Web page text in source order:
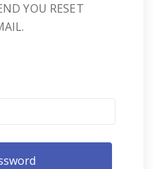
YOU RESET